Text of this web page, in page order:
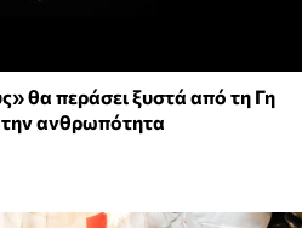
θα περάσει ξυστά από τη Γη
ανθρωπότητα